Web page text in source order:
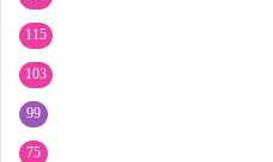
115
103
99
75